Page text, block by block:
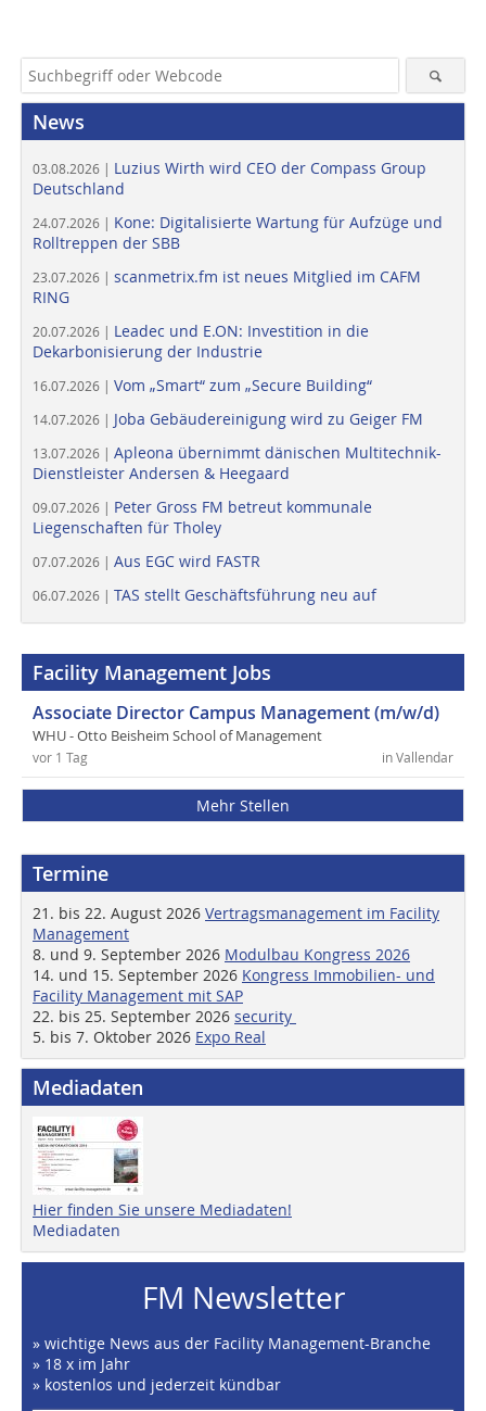
News
03.08.2026 | Luzius Wirth wird CEO der Compass Group
Deutschland
24.07.2026 | Kone: Digitalisierte Wartung für Aufzüge und
Rolltreppen der SBB
23.07.2026 | scanmetrix.fm ist neues Mitglied im CAFM
RING
20.07.2026 | Leadec und E.ON: Investition in die
Dekarbonisierung der Industrie
16.07.2026 | Vom „Smart“ zum „Secure Building“
14.07.2026 | Joba Gebäudereinigung wird zu Geiger FM
13.07.2026 | Apleona übernimmt dänischen Multitechnik-
Dienstleister Andersen & Heegaard
09.07.2026 | Peter Gross FM betreut kommunale
Liegenschaften für Tholey
07.07.2026 | Aus EGC wird FASTR
06.07.2026 | TAS stellt Geschäftsführung neu auf
Facility Management Jobs
Associate Director Campus Management (m/w/d)
WHU - Otto Beisheim School of Management
in Vallendar
vor 1 Tag
Mehr Stellen
Termine
21. bis 22. August 2026 Vertragsmanagement im Facility
Management
8. und 9. September 2026 Modulbau Kongress 2026
14. und 15. September 2026 Kongress Immobilien- und
Facility Management mit SAP
22. bis 25. September 2026 security
5. bis 7. Oktober 2026 Expo Real
Mediadaten
Hier finden Sie unsere Mediadaten!
Mediadaten
FM Newsletter
» wichtige News aus der Facility Management-Branche
» 18 x im Jahr
» kostenlos und jederzeit kündbar